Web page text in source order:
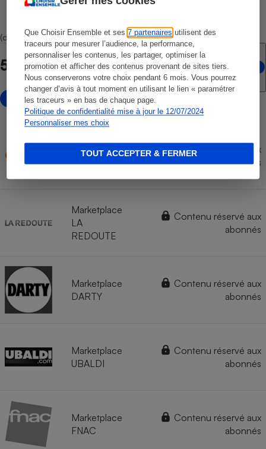
Que Choisir Ensemble et ses7 partenaires utilisent des
traceurs pour mesurer l’audience, la performance,
personnaliser les contenus, les partager, optimiser la
promotion et afficher des contenus provenant de sites tiers.
Nous conserverons votre choix pendant 6 mois. Vous pourrez
changer d’avis à tout moment en utilisant le lien « paramétrer
les traceurs » en bas de chaque page.
Politique de confidentialité mise à jour le 12/07/2024
Personnaliser mes choix
TOUT ACCEPTER & FERMER
(dont 4 marketplaces)
5 points de vente en ligne
avec marketplace
CDISCOUNT
Contenu réservé aux
abonnés
Marketplace
LA
REDOUTE
Contenu réservé aux
abonnés
Marketplace
DARTY
Contenu réservé aux
abonnés
Marketplace
UBALDI
Contenu réservé aux
abonnés
Marketplace
FNAC
Contenu réservé aux
abonnés